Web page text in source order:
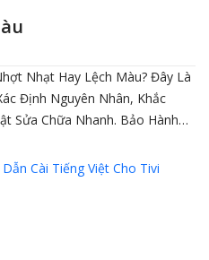
Nhạt Hay Lệch Màu? Đây Là
Định Nguyên Nhân, Khắc
Sửa Chữa Nhanh. Bảo Hành